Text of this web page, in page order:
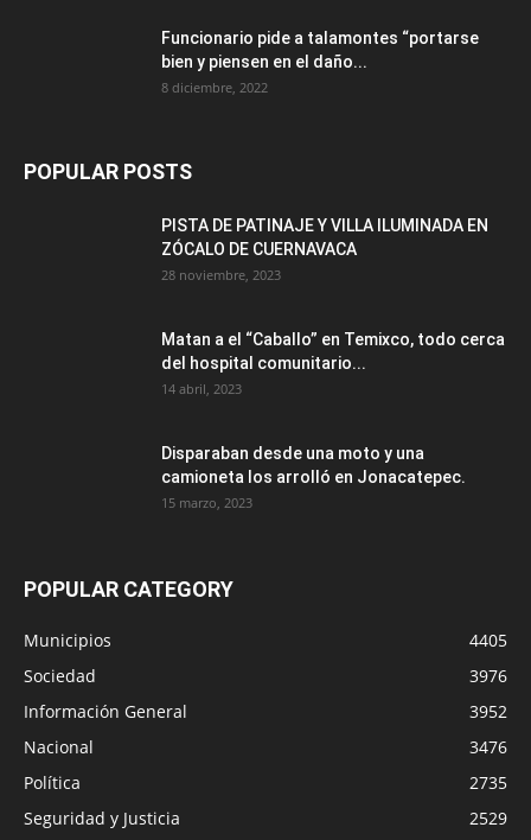
Funcionario pide a talamontes “portarse
bien y piensen en el daño...
8 diciembre, 2022
POPULAR POSTS
PISTA DE PATINAJE Y VILLA ILUMINADA EN
ZÓCALO DE CUERNAVACA
28 noviembre, 2023
Matan a el “Caballo” en Temixco, todo cerca
del hospital comunitario...
14 abril, 2023
Disparaban desde una moto y una
camioneta los arrolló en Jonacatepec.
15 marzo, 2023
POPULAR CATEGORY
Municipios
4405
Sociedad
3976
Información General
3952
Nacional
3476
Política
2735
Seguridad y Justicia
2529